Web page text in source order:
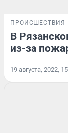
ПРОИСШЕСТВИЯ
В
из-за
19 августа, 2022,